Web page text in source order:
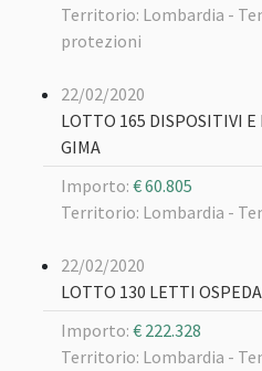
Territorio: Lombardia -
protezioni
22/02/2020
LOTTO 165 DISPOSITIVI
GIMA
Importo: € 60.805
Territorio: Lombardia -
22/02/2020
LOTTO 130 LETTI
Importo: € 222.328
Territorio: Lombardia -